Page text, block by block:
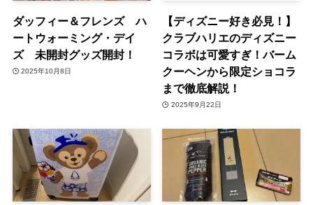
ダッフィー＆フレンズ ハ
ートウォーミング・デイ
ズ 未開封グッズ開封！
2025年10月8日
【ディズニー好き必見！】
クラブハリエのディズニー
コラボは可愛すぎ！バーム
クーヘンから限定ショコラ
まで徹底解説！
2025年9月22日